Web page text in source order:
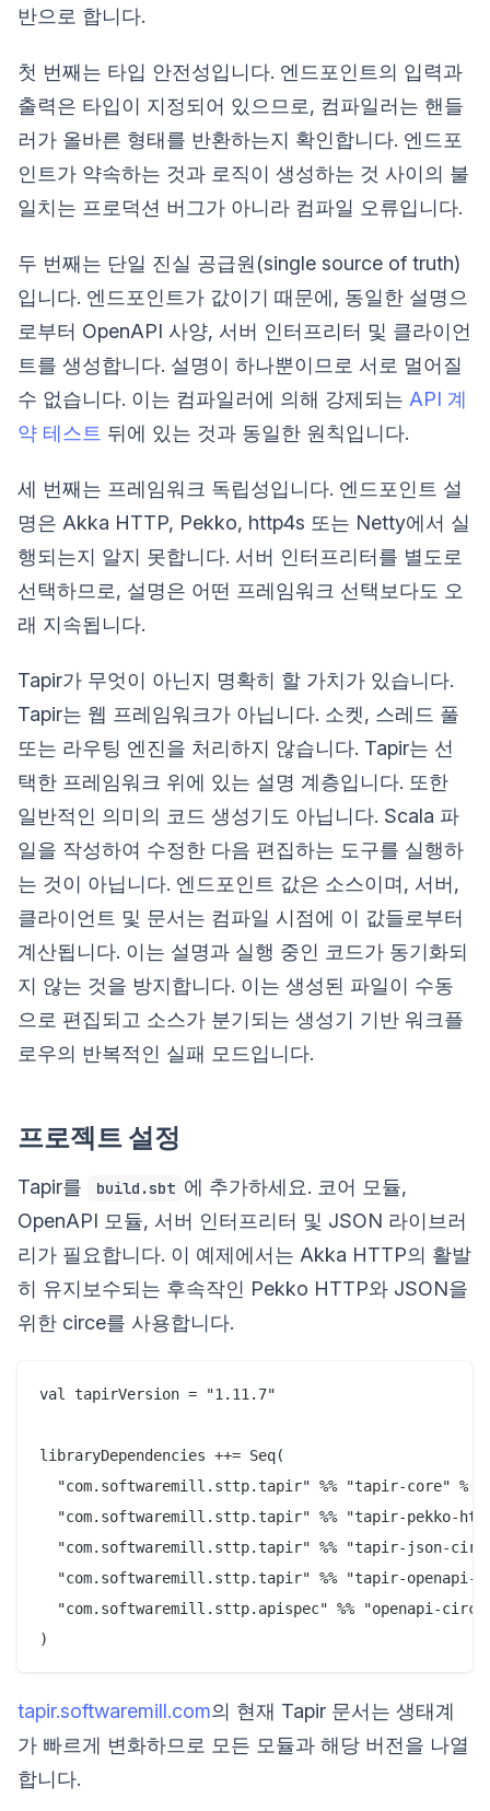
반으로 합니다.
첫 번째는 타입 안전성입니다. 엔드포인트의 입력과
출력은 타입이 지정되어 있으므로, 컴파일러는 핸들
러가 올바른 형태를 반환하는지 확인합니다. 엔드포
인트가 약속하는 것과 로직이 생성하는 것 사이의 불
일치는 프로덕션 버그가 아니라 컴파일 오류입니다.
두 번째는 단일 진실 공급원(single source of truth)
입니다. 엔드포인트가 값이기 때문에, 동일한 설명으
로부터 OpenAPI 사양, 서버 인터프리터 및 클라이언
트를 생성합니다. 설명이 하나뿐이므로 서로 멀어질
수 없습니다. 이는 컴파일러에 의해 강제되는 API 계
약 테스트 뒤에 있는 것과 동일한 원칙입니다.
세 번째는 프레임워크 독립성입니다. 엔드포인트 설
명은 Akka HTTP, Pekko, http4s 또는 Netty에서 실
행되는지 알지 못합니다. 서버 인터프리터를 별도로
선택하므로, 설명은 어떤 프레임워크 선택보다도 오
래 지속됩니다.
Tapir가 무엇이 아닌지 명확히 할 가치가 있습니다.
Tapir는 웹 프레임워크가 아닙니다. 소켓, 스레드 풀
또는 라우팅 엔진을 처리하지 않습니다. Tapir는 선
택한 프레임워크 위에 있는 설명 계층입니다. 또한
일반적인 의미의 코드 생성기도 아닙니다. Scala 파
일을 작성하여 수정한 다음 편집하는 도구를 실행하
는 것이 아닙니다. 엔드포인트 값은 소스이며, 서버,
클라이언트 및 문서는 컴파일 시점에 이 값들로부터
계산됩니다. 이는 설명과 실행 중인 코드가 동기화되
지 않는 것을 방지합니다. 이는 생성된 파일이 수동
으로 편집되고 소스가 분기되는 생성기 기반 워크플
로우의 반복적인 실패 모드입니다.
프로젝트 설정
Tapir를 build.sbt 에 추가하세요. 코어 모듈,
OpenAPI 모듈, 서버 인터프리터 및 JSON 라이브러
리가 필요합니다. 이 예제에서는 Akka HTTP의 활발
히 유지보수되는 후속작인 Pekko HTTP와 JSON을
위한 circe를 사용합니다.
val tapirVersion = "1.11.7"
libraryDependencies ++= Seq(
"com.softwaremill.sttp.tapir" %% "tapir-core" %
"com.softwaremill.sttp.tapir" %% "tapir-pekko-
"com.softwaremill.sttp.tapir" %% "tapir-json-
"com.softwaremill.sttp.tapir" %% "tapir-openapi-
"com.softwaremill.sttp.apispec" %% "openapi-
tapir.softwaremill.com의 현재 Tapir 문서는 생태계
가 빠르게 변화하므로 모든 모듈과 해당 버전을 나열
합니다.